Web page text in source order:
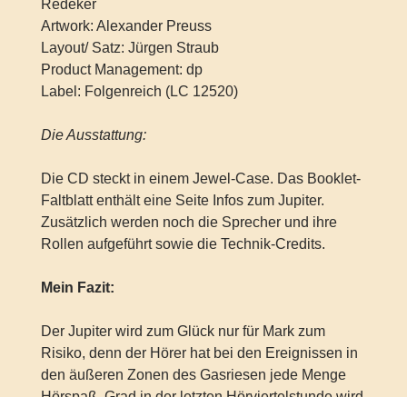
Redeker
Artwork: Alexander Preuss
Layout/ Satz: Jürgen Straub
Product Management: dp
Label: Folgenreich (LC 12520)
Die Ausstattung:
Die CD steckt in einem Jewel-Case. Das Booklet-
Faltblatt enthält eine Seite Infos zum Jupiter.
Zusätzlich werden noch die Sprecher und ihre
Rollen aufgeführt sowie die Technik-Credits.
Mein Fazit:
Der Jupiter wird zum Glück nur für Mark zum
Risiko, denn der Hörer hat bei den Ereignissen in
den äußeren Zonen des Gasriesen jede Menge